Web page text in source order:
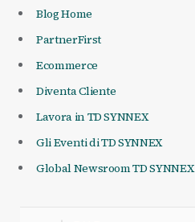
Blog Home
PartnerFirst
Ecommerce
Diventa Cliente
Lavora in TD SYNNEX
Gli Eventi di TD SYNNEX
Global Newsroom TD SYNNEX